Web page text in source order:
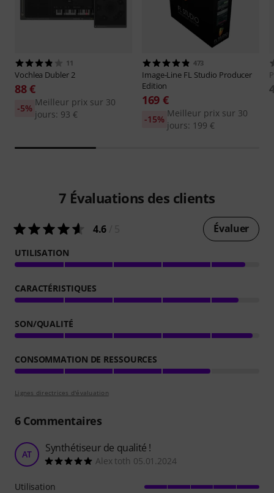
11
Vochlea Dubler 2
88 €
Meilleur prix sur 30
jours: 93 €
-5%
473
Image-Line FL Studio Producer
Edition
169 €
Meilleur prix sur 30
jours: 199 €
-15%
7 Évaluations des clients
4.6 Évaluer
UTILISATION
CARACTÉRISTIQUES
SON/QUALITÉ
CONSOMMATION DE RESSOURCES
Lignes directrices d'évaluation
6Commentaires
AT Synthétiseur de qualité !
Alex toth 05.01.2024
Utilisation